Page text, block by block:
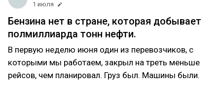
1 июля
Бензина нет в стране, которая добывает
полмиллиарда тонн нефти.
В первую неделю июня один из перевозчиков, с
которыми мы работаем, закрыл на треть меньше
рейсов, чем планировал. Груз был. Машины были.